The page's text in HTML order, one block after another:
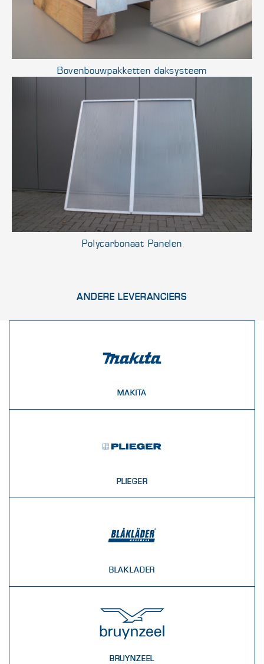
Bovenbouwpakketten daksysteem
Polycarbonaat Panelen
ANDERE LEVERANCIERS
MAKITA
PLIEGER
BLAKLADER
BRUYNZEEL